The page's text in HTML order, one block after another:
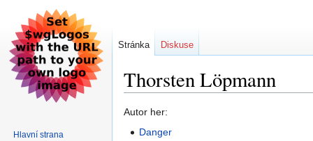
Thorsten Löpmann
Skočit
Skočit
Autor her:
Danger
Stránka Diskuse
Hlavní strana